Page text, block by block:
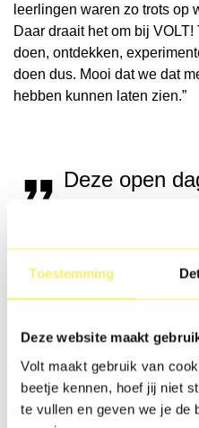
Toestemming
Deze website maakt
Volt maakt gebruik van
beetje kennen, hoef jij niet
te vullen en geven we je de
leerlingen waren zo trots op
Daar draait het om bij
doen, ontdekken,
doen dus. Mooi dat we dat
hebben kunnen laten zien.”
Deze open
leerlingen,
Kon je er deze keer niet bij
langskomen? Dat kan!
Op zaterdag 31 januariis er